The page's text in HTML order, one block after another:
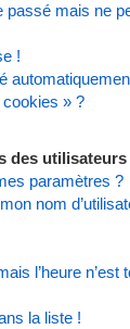
passé mais ne
!
» ?
des utilisateurs
paramètres ?
nom
l’heure n’est
la liste !